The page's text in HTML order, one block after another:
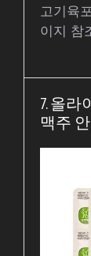
고기육
이지 참
7. 올
맥주